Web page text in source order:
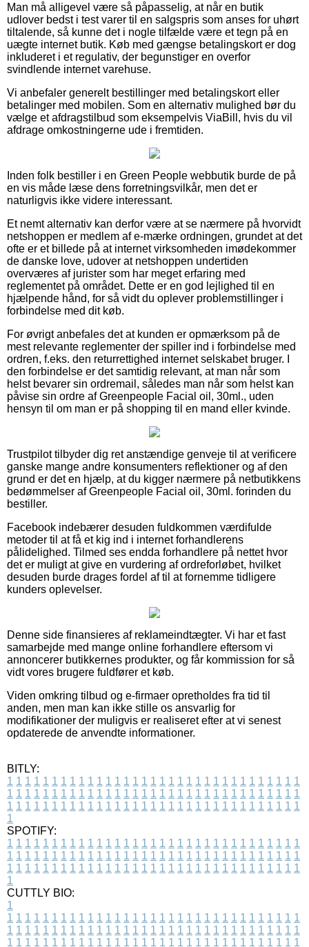
Man må alligevel være så påpasselig, at når en butik
udlover bedst i test varer til en salgspris som anses for uhørt
tiltalende, så kunne det i nogle tilfælde være et tegn på en
uægte internet butik. Køb med gængse betalingskort er dog
inkluderet i et regulativ, der begunstiger en overfor
svindlende internet varehuse.
Vi anbefaler generelt bestillinger med betalingskort eller
betalinger med mobilen. Som en alternativ mulighed bør du
vælge et afdragstilbud som eksempelvis ViaBill, hvis du vil
afdrage omkostningerne ude i fremtiden.
Inden folk bestiller i en Green People webbutik burde de på
en vis måde læse dens forretningsvilkår, men det er
naturligvis ikke videre interessant.
Et nemt alternativ kan derfor være at se nærmere på hvorvidt
netshoppen er medlem af e-mærke ordningen, grundet at det
ofte er et billede på at internet virksomheden imødekommer
de danske love, udover at netshoppen undertiden
overværes af jurister som har meget erfaring med
reglementet på området. Dette er en god lejlighed til en
hjælpende hånd, for så vidt du oplever problemstillinger i
forbindelse med dit køb.
For øvrigt anbefales det at kunden er opmærksom på de
mest relevante reglementer der spiller ind i forbindelse med
ordren, f.eks. den returrettighed internet selskabet bruger. I
den forbindelse er det samtidig relevant, at man når som
helst bevarer sin ordremail, således man når som helst kan
påvise sin ordre af Greenpeople Facial oil, 30ml., uden
hensyn til om man er på shopping til en mand eller kvinde.
Trustpilot tilbyder dig ret anstændige genveje til at verificere
ganske mange andre konsumenters reflektioner og af den
grund er det en hjælp, at du kigger nærmere på netbutikkens
bedømmelser af Greenpeople Facial oil, 30ml. forinden du
bestiller.
Facebook indebærer desuden fuldkommen værdifulde
metoder til at få et kig ind i internet forhandlerens
pålidelighed. Tilmed ses endda forhandlere på nettet hvor
det er muligt at give en vurdering af ordreforløbet, hvilket
desuden burde drages fordel af til at fornemme tidligere
kunders oplevelser.
Denne side finansieres af reklameindtægter. Vi har et fast
samarbejde med mange online forhandlere eftersom vi
annoncerer butikkernes produkter, og får kommission for så
vidt vores brugere fuldfører et køb.
Viden omkring tilbud og e-firmaer opretholdes fra tid til
anden, men man kan ikke stille os ansvarlig for
modifikationer der muligvis er realiseret efter at vi senest
opdaterede de anvendte informationer.
BITLY:
1 1 1 1 1 1 1 1 1 1 1 1 1 1 1 1 1 1 1 1 1 1 1 1 1 1 1 1 1 1 1 1 1
1 1 1 1 1 1 1 1 1 1 1 1 1 1 1 1 1 1 1 1 1 1 1 1 1 1 1 1 1 1 1 1 1
1 1 1 1 1 1 1 1 1 1 1 1 1 1 1 1 1 1 1 1 1 1 1 1 1 1 1 1 1 1 1 1 1
1
SPOTIFY:
1 1 1 1 1 1 1 1 1 1 1 1 1 1 1 1 1 1 1 1 1 1 1 1 1 1 1 1 1 1 1 1 1
1 1 1 1 1 1 1 1 1 1 1 1 1 1 1 1 1 1 1 1 1 1 1 1 1 1 1 1 1 1 1 1 1
1 1 1 1 1 1 1 1 1 1 1 1 1 1 1 1 1 1 1 1 1 1 1 1 1 1 1 1 1 1 1 1 1
1
CUTTLY BIO:
1
1 1 1 1 1 1 1 1 1 1 1 1 1 1 1 1 1 1 1 1 1 1 1 1 1 1 1 1 1 1 1 1 1
1 1 1 1 1 1 1 1 1 1 1 1 1 1 1 1 1 1 1 1 1 1 1 1 1 1 1 1 1 1 1 1 1
1 1 1 1 1 1 1 1 1 1 1 1 1 1 1 1 1 1 1 1 1 1 1 1 1 1 1 1 1 1 1 1 1